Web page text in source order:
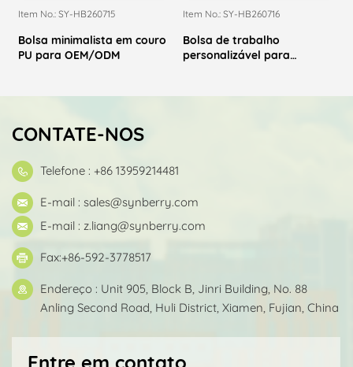
Item No.: SY-HB260715
Bolsa minimalista em couro
PU para OEM/ODM
Item No.: SY-HB260716
Bolsa de trabalho
personalizável para
CONTATE-NOS
Telefone : +86 13959214481
E-mail : sales@synberry.com
E-mail : z.liang@synberry.com
Fax:+86-592-3778517
Endereço : Unit 905, Block B, Jinri Building, No. 88
Anling Second Road, Huli District, Xiamen, Fujian, China
Entre em contato